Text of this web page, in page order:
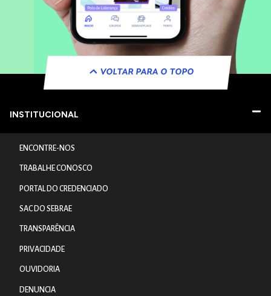
VOLTAR PARA O TOPO
INSTITUCIONAL
ENCONTRE-NOS
TRABALHE CONOSCO
PORTAL DO CREDENCIADO
SAC DO SEBRAE
TRANSPARÊNCIA
PRIVACIDADE
OUVIDORIA
DENUNCIA